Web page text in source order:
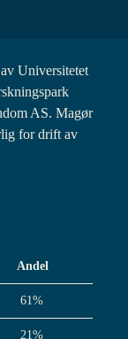
Universitetet
AS. Magør
for drift av
Andel
61%
21%